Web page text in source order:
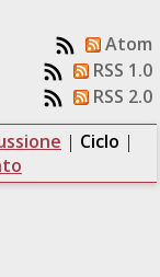
Atom
RSS 1.0
RSS 2.0
| Ciclo |